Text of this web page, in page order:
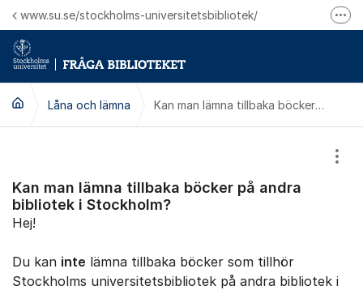
Hoppa till innehåll
www.su.se/stockholms-universitetsbibliotek/
Låna och lämna Kan man lämna tillbaka böcker på andra bibliotek i Stockholm?
Kan man lämna tillbaka böcker på andra
bibliotek i Stockholm?
Hej!
Du kan inte lämna tillbaka böcker som tillhör
Stockholms universitetsbibliotek på andra bibliotek i